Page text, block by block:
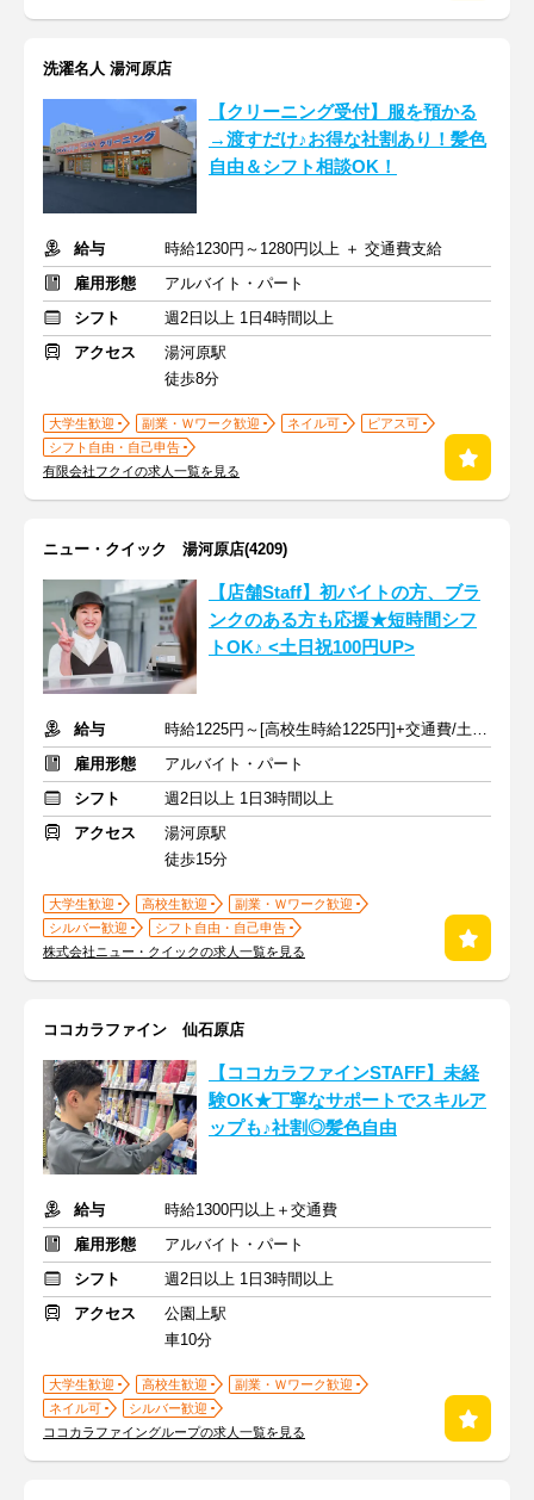
洗濯名人 湯河原店
【クリーニング受付】服を預かる
→渡すだけ♪お得な社割あり！髪色
自由＆シフト相談OK！
給与
時給1230円～1280円以上 ＋ 交通費支給
雇用形態
アルバイト・パート
シフト
週2日以上 1日4時間以上
アクセス
湯河原駅
徒歩8分
大学生歓迎 副業・Ｗワーク歓迎 ネイル可
ピアス可
シフト自由・自己申告
有限会社フクイの求人一覧を見る
ニュー・クイック 湯河原店(4209)
【店舗Staff】初バイトの方、ブラ
ンクのある方も応援★短時間シフ
トOK♪ <土日祝100円UP>
給与
時給1225円～[高校生時給1225円]+交通費/土日祝+100円
雇用形態
アルバイト・パート
シフト
週2日以上 1日3時間以上
アクセス
湯河原駅
徒歩15分
大学生歓迎 高校生歓迎
副業・Ｗワーク歓迎
シルバー歓迎
シフト自由・自己申告
株式会社ニュー・クイックの求人一覧を見る
ココカラファイン 仙石原店
【ココカラファインSTAFF】未経
験OK★丁寧なサポートでスキルア
ップも♪社割◎髪色自由
給与
時給1300円以上＋交通費
雇用形態
アルバイト・パート
シフト
週2日以上 1日3時間以上
アクセス
公園上駅
車10分
大学生歓迎 高校生歓迎
副業・Ｗワーク歓迎
ネイル可
シルバー歓迎
ココカラファイングループの求人一覧を見る